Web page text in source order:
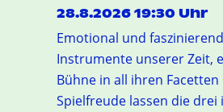
28.8.2026 19:30 Uhr
Emotional und
Instrumente unserer Zeit,
Bühne in all ihren
Spielfreude lassen die